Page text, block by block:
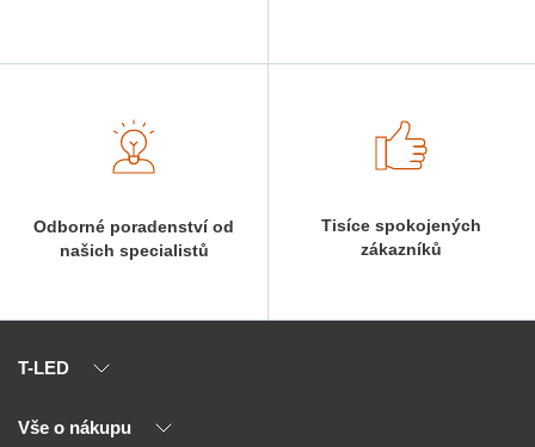
Odborné poradenství od
našich specialistů
Tisíce spokojených
zákazníků
T-LED
O nás
Vše o nákupu